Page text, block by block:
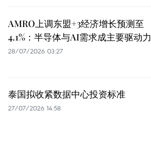
AMRO上调东盟+3经济增长预测至
4.1%：半导体与AI需求成主要驱动力
28/07/2026 03:27
泰国拟收紧数据中心投资标准
27/07/2026 14:58